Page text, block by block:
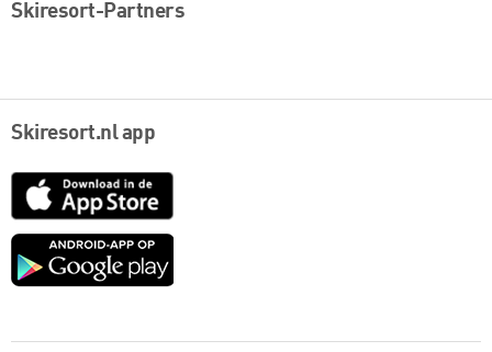
Skiresort-Partners
Skiresort.nl app
App
Google